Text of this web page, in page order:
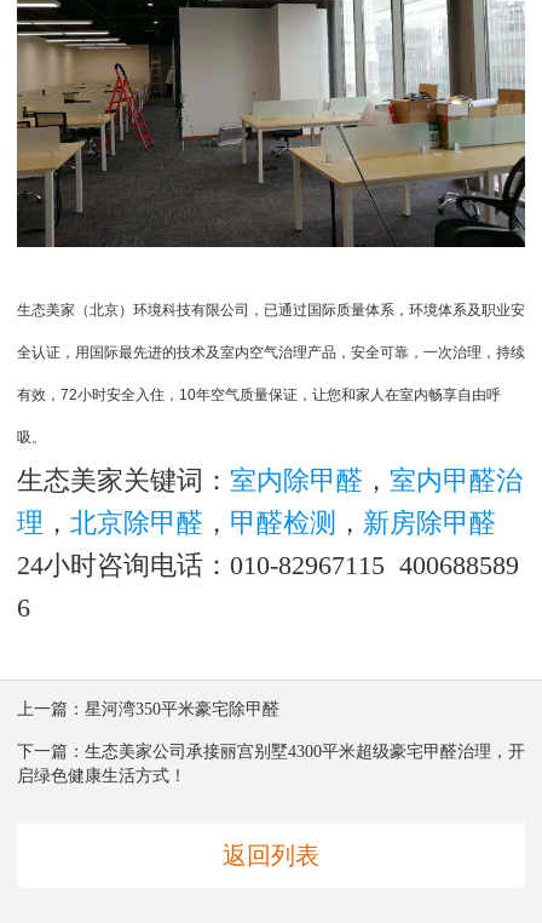
生态美家（北京）环境科技有限公司，已通过国际质量体系，环境体系及职业安
全认证，用国际最先进的技术及室内空气治理产品，安全可靠，一次治理，持续
有效， 72小时安全入住， 10年空气质量保证，让您和家人在室内畅享自由呼
吸。
生态美家关键词： 室内除甲醛 ， 室内甲醛治
理 ， 北京除甲醛 ， 甲醛检测 ， 新房除甲醛
24小时咨询电话：010-82967115 400688589
6
上一篇： 星河湾350平米豪宅除甲醛
下一篇： 生态美家公司承接丽宫别墅4300平米超级豪宅甲醛治理，开
启绿色健康生活方式！
返回列表